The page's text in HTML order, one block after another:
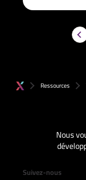
Ressources
Nous
Suivez-nous